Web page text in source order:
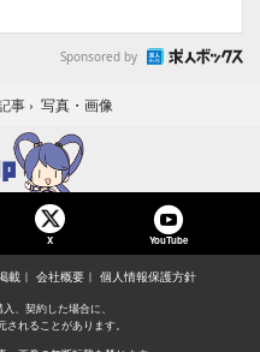
Sponsored by
事 › 写真・画像
X YouTube
載 会社概要 個人情報保護方針
、契約した場合に、
れることがあります。